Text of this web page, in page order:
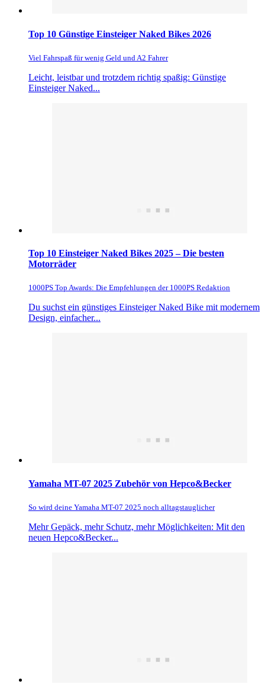
Top 10 Günstige Einsteiger Naked Bikes 2026
Viel Fahrspaß für wenig Geld und A2 Fahrer
Leicht, leistbar und trotzdem richtig spaßig: Günstige
Einsteiger Naked...
Top 10 Einsteiger Naked Bikes 2025 – Die besten
Motorräder
1000PS Top Awards: Die Empfehlungen der 1000PS Redaktion
Du suchst ein günstiges Einsteiger Naked Bike mit modernem
Design, einfacher...
Yamaha MT-07 2025 Zubehör von Hepco&Becker
So wird deine Yamaha MT-07 2025 noch alltagstauglicher
Mehr Gepäck, mehr Schutz, mehr Möglichkeiten: Mit den
neuen Hepco&Becker...